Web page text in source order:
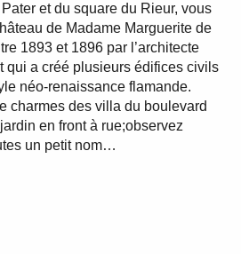
et du square du Rieur, vous
de Madame Marguerite de
1893 et 1896 par l’architecte
qui a créé plusieurs édifices civils
néo-renaissance flamande.
charmes des villa du boulevard
en front à rue;observez
un petit nom…